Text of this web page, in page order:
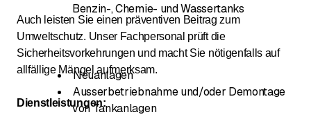
Auch leisten Sie einen präventiven Beitrag zum
Umweltschutz. Unser Fachpersonal prüft die
Sicherheitsvorkehrungen und macht Sie nötigenfalls auf
allfällige Mängel aufmerksam.
Dienstleistungen:
Benzin-, Chemie- und Wassertanks
Neuanlagen
Ausserbetriebnahme und/oder Demontage
von Tankanlagen